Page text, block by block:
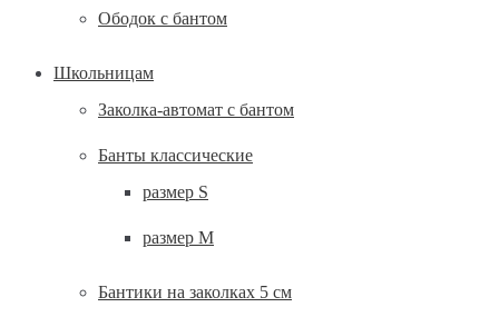
Ободок с бантом
Школьницам
Заколка-автомат с бантом
Банты классические
размер S
размер М
Бантики на заколках 5 см